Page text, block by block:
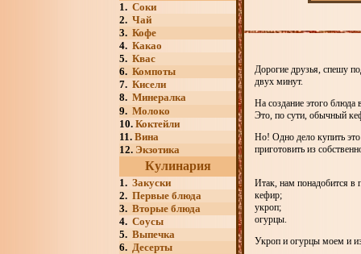
1. Соки
2. Чай
3. Кофе
4. Какао
5. Квас
6. Компоты
7. Кисели
8. Минералка
9. Молоко
10. Коктейли
11. Вина
12. Экзотика
Кулинария
1. Закуски
2. Первые блюда
3. Вторые блюда
4. Соусы
5. Выпечка
6. Десерты
Дорогие друзья, спешу
двух минут.
На создание этого блюда
Это, по сути, обычный
Но! Одно дело купить это
приготовить из
Итак, нам понадобится в
кефир;
укроп;
огурцы.
Укроп и огурцы моем и